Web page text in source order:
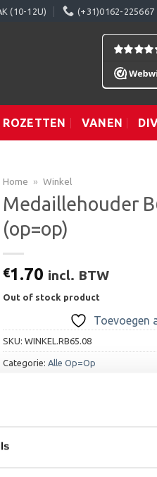
(10-12U) (+31)0162-225667
ROZETTEN VANEN
Home » Winkel
Medaillehouder
(op=op)
€1.70 incl. BTW
Out of stock product
Toevoegen
SKU: WINKEL.RB65.08
Categorie: Alle Op=Op